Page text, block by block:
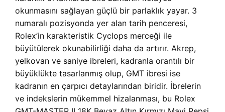
okunmasını sağlayan güçlü bir parlaklık yayar. 3
numaralı pozisyonda yer alan tarih penceresi,
Rolex’in karakteristik Cyclops merceği ile
büyütülerek okunabilirliği daha da artırır. Akrep,
yelkovan ve saniye ibreleri, kadranla orantılı bir
büyüklükte tasarlanmış olup, GMT ibresi ise
kadranın en çarpıcı detaylarından biridir. İbrelerin
ve indekslerin mükemmel hizalanması, bu Rolex